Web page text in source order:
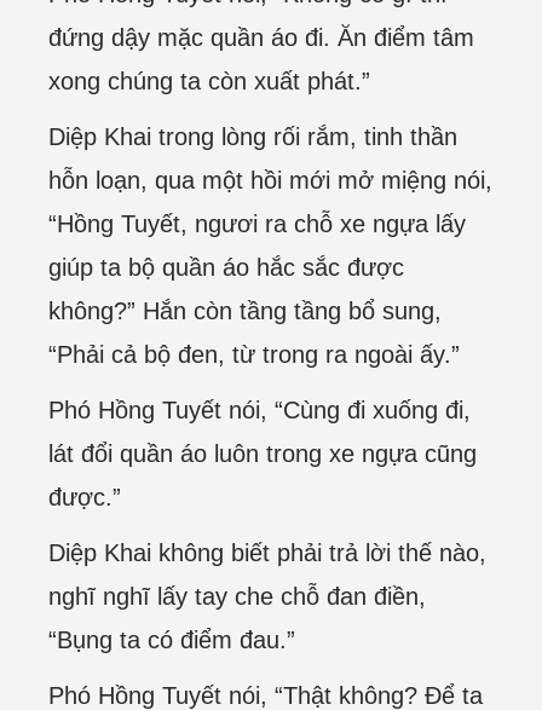
đứng dậy mặc quần áo đi. Ăn điểm tâm
xong chúng ta còn xuất phát.”
Diệp Khai trong lòng rối rắm, tinh thần
hỗn loạn, qua một hồi mới mở miệng nói,
“Hồng Tuyết, ngươi ra chỗ xe ngựa lấy
giúp ta bộ quần áo hắc sắc được
không?” Hắn còn tầng tầng bổ sung,
“Phải cả bộ đen, từ trong ra ngoài ấy.”
Phó Hồng Tuyết nói, “Cùng đi xuống đi,
lát đổi quần áo luôn trong xe ngựa cũng
được.”
Diệp Khai không biết phải trả lời thế nào,
nghĩ nghĩ lấy tay che chỗ đan điền,
“Bụng ta có điểm đau.”
Phó Hồng Tuyết nói, “Thật không? Để ta